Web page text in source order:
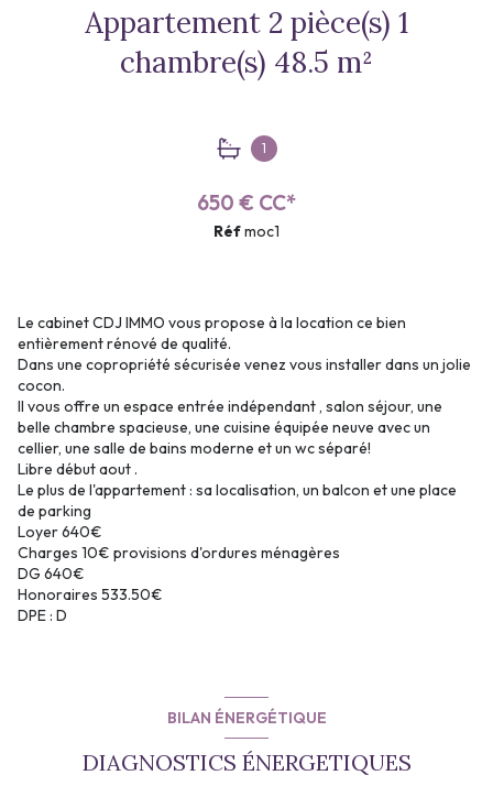
Appartement 2 pièce(s) 1
chambre(s) 48.5 m²
1
650 € CC*
Réfmoc1
Le cabinet CDJ IMMO vous propose à la location ce bien
entièrement rénové de qualité.
Dans une copropriété sécurisée venez vous installer dans un jolie
cocon.
Il vous offre un espace entrée indépendant , salon séjour, une
belle chambre spacieuse, une cuisine équipée neuve avec un
cellier, une salle de bains moderne et un wc séparé!
Libre début aout .
Le plus de l'appartement : sa localisation, un balcon et une place
de parking
Loyer 640€
Charges 10€ provisions d'ordures ménagères
DG 640€
Honoraires 533.50€
DPE : D
BILAN ÉNERGÉTIQUE
DIAGNOSTICS ÉNERGETIQUES